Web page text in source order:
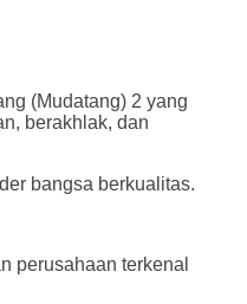
(Mudatang) 2 yang
berakhlak, dan
bangsa berkualitas.
perusahaan terkenal